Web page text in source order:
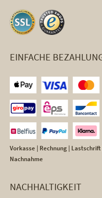
EINFACHE
Vorkasse | Rechnung |
Nachnahme
NACHHALTIGKEIT